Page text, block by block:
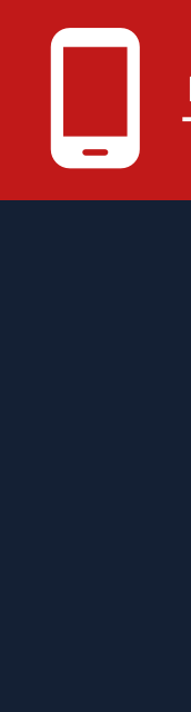
phone_android